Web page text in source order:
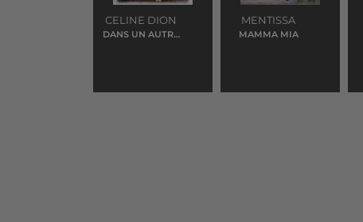
CELINE DION
DANS UN AUTRE
MENTISSA
MAMMA MIA